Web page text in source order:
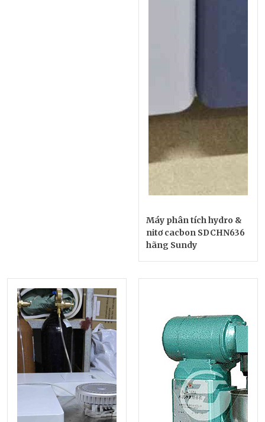
Máy phân tích hydro &
nitơ cacbon SDCHN636
hãng Sundy